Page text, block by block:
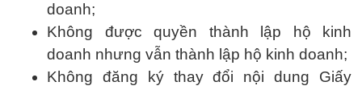
doanh;
Không được quyền thành lập hộ kinh
doanh nhưng vẫn thành lập hộ kinh doanh;
Không đăng ký thay đổi nội dung Giấy